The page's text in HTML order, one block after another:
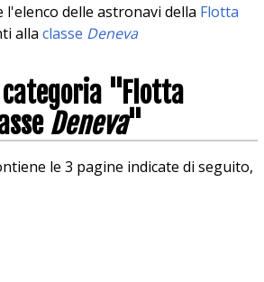
l'elenco delle astronavi della Flotta
alla classe Deneva
categoria "Flotta
Deneva"
le 3 pagine indicate di seguito,